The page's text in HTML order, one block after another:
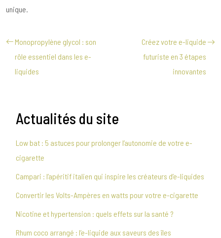
unique.
Monopropylène glycol : son
rôle essentiel dans les e-
liquides
Créez votre e-liquide
futuriste en 3 étapes
innovantes
Actualités du site
Low bat : 5 astuces pour prolonger l’autonomie de votre e-
cigarette
Campari : l’apéritif italien qui inspire les créateurs d’e-liquides
Convertir les Volts-Ampères en watts pour votre e-cigarette
Nicotine et hypertension : quels effets sur la santé ?
Rhum coco arrangé : l’e-liquide aux saveurs des îles